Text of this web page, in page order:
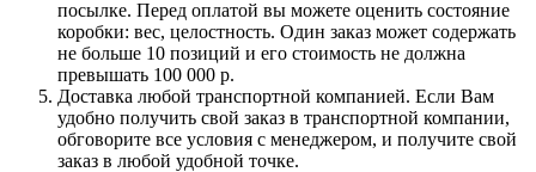
посылке. Перед оплатой вы можете оценить состояние
коробки: вес, целостность. Один заказ может содержать
не больше 10 позиций и его стоимость не должна
превышать 100 000 р.
Доставка любой транспортной компанией. Если Вам
удобно получить свой заказ в транспортной компании,
обговорите все условия с менеджером, и получите свой
заказ в любой удобной точке.